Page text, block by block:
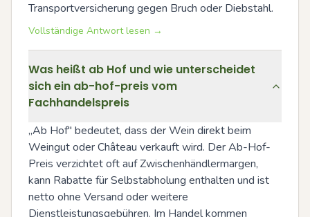
Transportversicherung gegen Bruch oder Diebstahl.
Vollständige Antwort lesen →
Was heißt ab Hof und wie unterscheidet
sich ein ab-hof-preis vom
Fachhandelspreis
„Ab Hof" bedeutet, dass der Wein direkt beim
Weingut oder Château verkauft wird. Der Ab-Hof-
Preis verzichtet oft auf Zwischenhändlermargen,
kann Rabatte für Selbstabholung enthalten und ist
netto ohne Versand oder weitere
Dienstleistungsgebühren. Im Handel kommen